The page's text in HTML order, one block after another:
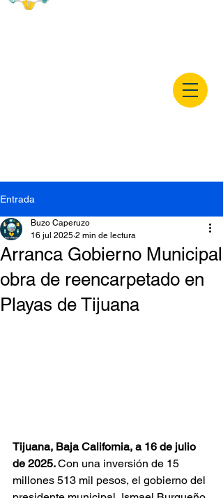
Entrada
Arranca Gobierno Municipal
obra de reencarpetado en
Playas de Tijuana
Buzo Caperuzo
16 jul 2025 2 min de lectura
Tijuana, Baja California, a 16 de julio
de 2025. Con una inversión de 15
millones 513 mil pesos, el gobierno del